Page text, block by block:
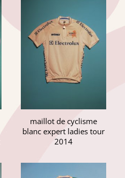
maillot de cyclisme
blanc expert ladies tour
2014